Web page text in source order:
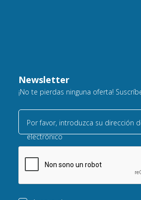
Newsletter
¡No te pierdas ninguna oferta!
Por favor, introduzca su dirección
electrónico